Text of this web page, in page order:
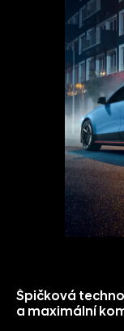
Špičková
a maximální